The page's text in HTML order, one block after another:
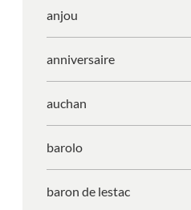
anjou
anniversaire
auchan
barolo
baron de lestac